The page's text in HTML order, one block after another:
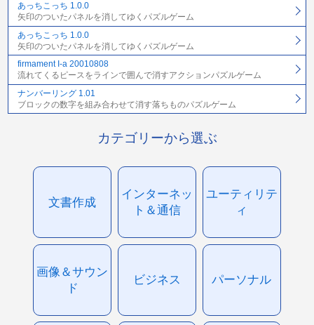
あっちこっち 1.0.0
矢印のついたパネルを消してゆくパズルゲーム
あっちこっち 1.0.0
矢印のついたパネルを消してゆくパズルゲーム
firmament I-a 20010808
流れてくるピースをラインで囲んで消すアクションパズルゲーム
ナンバーリング 1.01
ブロックの数字を組み合わせて消す落ちものパズルゲーム
カテゴリーから選ぶ
文書作成
インターネッ
ト＆通信
ユーティリテ
ィ
画像＆サウン
ド
ビジネス パーソナル